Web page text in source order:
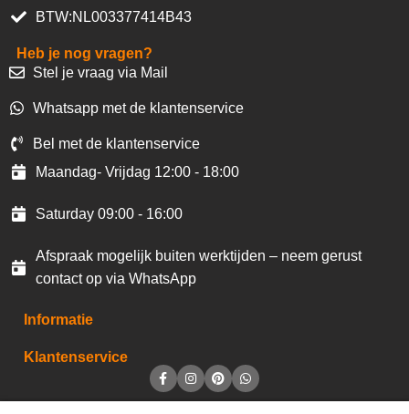
BTW:NL003377414B43
Heb je nog vragen?
Stel je vraag via Mail
Whatsapp met de klantenservice
Bel met de klantenservice
Maandag- Vrijdag 12:00 - 18:00
Saturday 09:00 - 16:00
Afspraak mogelijk buiten werktijden – neem gerust
contact op via WhatsApp
Informatie
Klantenservice